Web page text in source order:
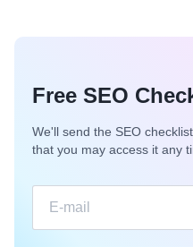
Free SEO
We'll send the SEO
that you may access it any